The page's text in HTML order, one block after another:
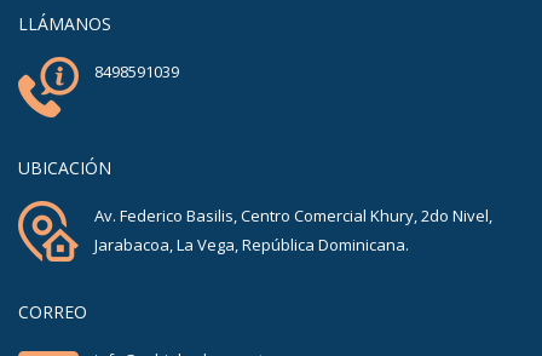
LLÁMANOS
8498591039
UBICACIÓN
Av. Federico Basilis, Centro Comercial Khury, 2do Nivel,
Jarabacoa, La Vega, República Dominicana.
CORREO